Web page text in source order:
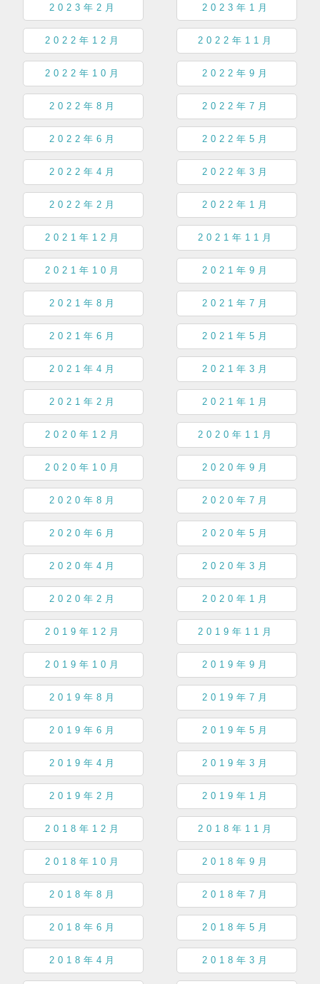
2023年2月 2023年1月
2022年12月 2022年11月
2022年10月 2022年9月
2022年8月 2022年7月
2022年6月 2022年5月
2022年4月 2022年3月
2022年2月 2022年1月
2021年12月 2021年11月
2021年10月 2021年9月
2021年8月 2021年7月
2021年6月 2021年5月
2021年4月 2021年3月
2021年2月 2021年1月
2020年12月 2020年11月
2020年10月 2020年9月
2020年8月 2020年7月
2020年6月 2020年5月
2020年4月 2020年3月
2020年2月 2020年1月
2019年12月 2019年11月
2019年10月 2019年9月
2019年8月 2019年7月
2019年6月 2019年5月
2019年4月 2019年3月
2019年2月 2019年1月
2018年12月 2018年11月
2018年10月 2018年9月
2018年8月 2018年7月
2018年6月 2018年5月
2018年4月 2018年3月